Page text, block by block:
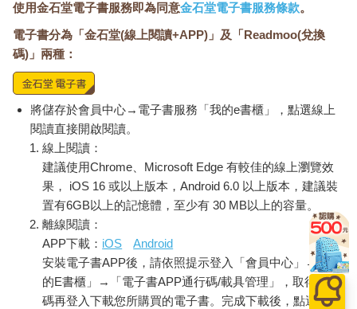
新科技的發明，常常就是先有解決方案，再找問題。3M公司發明
的便利貼，就是最顯著的例子。這個只能部分黏著的紙片，原本
是開發貼紙過程中的一個失敗品。3M公司的員工並沒有將這個失
敗品丟棄，而認為這個部分黏著的東東是一個解決方案，並積極
尋找這個解決方案可解決的問題。於是，他們發明了便利貼──但
解決方案尋找問題的程序尚未結束。每當辦公室裡出現便利貼的
時候，人們就知道他們有問題得去處理了。
與我們合作的若干高科技公司，即是以先有解決方案再找問題的
方式，做為開發案的起點。實際運作時，他們的問題分為兩種形
式： ˙ 感受：我們擁有一種獨門科技，但他人不願意投資。譬
如，拜倫的粉筆公司已發明出一種具有超級純度和強度的粉筆。
但是對多數人而言，粉筆只是粉筆而已。˙ 期望：他人願意支付我
們大筆金錢，以使用這項獨門科技。譬如，拜倫可以在眾人心目
中創造超級粉筆的概念，於是新粉筆的純度和強度成為一種有價
值的資產。 上述兩種陳述問題的方式，使新科技成為一顆種子，
得以萌發多種新產品。如果沒有陳述問題這個程序，科技公司將
使用金石堂電子書服務即為同意金石堂電子書服務條款。
電子書分為「金石堂(線上閱讀+APP)」及「Readmoo(兌換
碼)」兩種：
將儲存於會員中心→電子書服務「我的e書櫃」，點選線上
閱讀直接開啟閱讀。
線上閱讀：
建議使用Chrome、Microsoft Edge 有較佳的線上瀏覽效
果， iOS 16 或以上版本，Android 6.0 以上版本，建議裝
置有6GB以上的記憶體，至少有 30 MB以上的容量。
離線閱讀：
APP下載： iOS
Android
安裝電子書APP後，請依照提示登入「會員中心」→「我
的E書櫃」→「電子書APP通行碼/載具管理」，取得通行
碼再登入下載您所購買的電子書。完成下載後，點選任一